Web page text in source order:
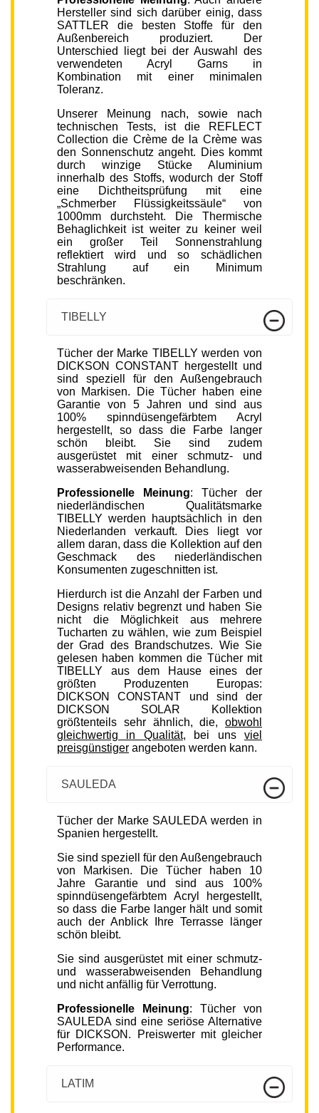
Hersteller sind sich darüber einig, dass
SATTLER die besten Stoffe für den
Außenbereich produziert. Der
Unterschied liegt bei der Auswahl des
verwendeten Acryl Garns in
Kombination mit einer minimalen
Toleranz.
Unserer Meinung nach, sowie nach
technischen Tests, ist die REFLECT
Collection die Crème de la Crème was
den Sonnenschutz angeht. Dies kommt
durch winzige Stücke Aluminium
innerhalb des Stoffs, wodurch der Stoff
eine Dichtheitsprüfung mit eine
„Schmerber Flüssigkeitssäule“ von
1000mm durchsteht. Die Thermische
Behaglichkeit ist weiter zu keiner weil
ein großer Teil Sonnenstrahlung
reflektiert wird und so schädlichen
Strahlung auf ein Minimum
beschränken.
TIBELLY
Tücher der Marke TIBELLY werden von
DICKSON CONSTANT hergestellt und
sind speziell für den Außengebrauch
von Markisen. Die Tücher haben eine
Garantie von 5 Jahren und sind aus
100% spinndüsengefärbtem Acryl
hergestellt, so dass die Farbe langer
schön bleibt. Sie sind zudem
ausgerüstet mit einer schmutz- und
wasserabweisenden Behandlung.
Professionelle Meinung: Tücher der
niederländischen Qualitätsmarke
TIBELLY werden hauptsächlich in den
Niederlanden verkauft. Dies liegt vor
allem daran, dass die Kollektion auf den
Geschmack des niederländischen
Konsumenten zugeschnitten ist.
Hierdurch ist die Anzahl der Farben und
Designs relativ begrenzt und haben Sie
nicht die Möglichkeit aus mehrere
Tucharten zu wählen, wie zum Beispiel
der Grad des Brandschutzes. Wie Sie
gelesen haben kommen die Tücher mit
TIBELLY aus dem Hause eines der
größten Produzenten Europas:
DICKSON CONSTANT und sind der
DICKSON SOLAR Kollektion
größtenteils sehr ähnlich, die, obwohl
gleichwertig in Qualität, bei unsviel
preisgünstiger angeboten werden kann.
SAULEDA
Tücher der Marke SAULEDA werden in
Spanien hergestellt.
Sie sind speziell für den Außengebrauch
von Markisen. Die Tücher haben 10
Jahre Garantie und sind aus 100%
spinndüsengefärbtem Acryl hergestellt,
so dass die Farbe langer hält und somit
auch der Anblick Ihre Terrasse länger
schön bleibt.
Sie sind ausgerüstet mit einer schmutz-
und wasserabweisenden Behandlung
und nicht anfällig für Verrottung.
Professionelle Meinung: Tücher von
SAULEDA sind eine seriöse Alternative
für DICKSON. Preiswerter mit gleicher
Performance.
LATIM